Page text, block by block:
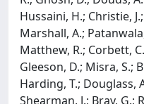
Hussaini, H.; Christie,
Marshall, A.;
Matthew, R.; Corbett,
Gleeson, D.; Misra, S.;
Harding, T.; Douglass,
Shearman, J.; Bray, G.;